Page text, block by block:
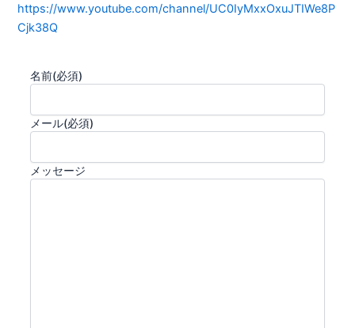
https://www.youtube.com/channel/UC0IyMxxOxuJTIWe8P
Cjk38Q
名前(必須)
メール(必須)
メッセージ